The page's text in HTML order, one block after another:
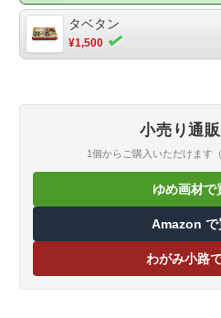
ものになります。メッセージカー
なアクセサリーや思い出の品をし
宝物をそっとしまっておくのにぴ
法：70×110×24mm、個装
ッセージカード6柄各2枚（合計
タベタン
¥1,500
小売り通
1個からご購入いただけます
ゆめ画材で
Amazon で
わがみ小路（